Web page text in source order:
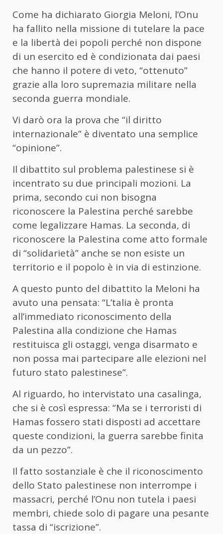
Come ha dichiarato Giorgia Meloni, l’Onu
ha fallito nella missione di tutelare la pace
e la libertà dei popoli perché non dispone
di un esercito ed è condizionata dai paesi
che hanno il potere di veto, “ottenuto”
grazie alla loro supremazia militare nella
seconda guerra mondiale.
Vi darò ora la prova che “il diritto
internazionale” è diventato una semplice
“opinione”.
Il dibattito sul problema palestinese si è
incentrato su due principali mozioni. La
prima, secondo cui non bisogna
riconoscere la Palestina perché sarebbe
come legalizzare Hamas. La seconda, di
riconoscere la Palestina come atto formale
di “solidarietà” anche se non esiste un
territorio e il popolo è in via di estinzione.
A questo punto del dibattito la Meloni ha
avuto una pensata: “L’talia è pronta
all’immediato riconoscimento della
Palestina alla condizione che Hamas
restituisca gli ostaggi, venga disarmato e
non possa mai partecipare alle elezioni nel
futuro stato palestinese”.
Al riguardo, ho intervistato una casalinga,
che si è così espressa: “Ma se i terroristi di
Hamas fossero stati disposti ad accettare
queste condizioni, la guerra sarebbe finita
da un pezzo”.
Il fatto sostanziale è che il riconoscimento
dello Stato palestinese non interrompe i
massacri, perché l’Onu non tutela i paesi
membri, chiede solo di pagare una pesante
tassa di “iscrizione”.